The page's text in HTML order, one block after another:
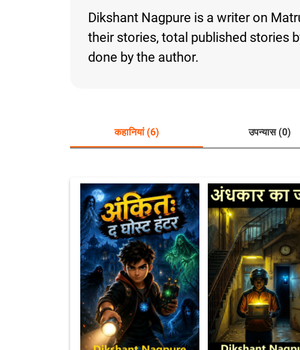
Dikshant Nagpure is a writer on
their stories, total published stories
done by the author.
कहानियां (6) उपन्यास (0)